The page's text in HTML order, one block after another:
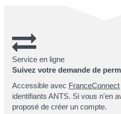
Service en ligne
Suivez votre demande de
Accessible avec FranceConnect
identifiants ANTS. Si vous n'en
proposé de créer un compte.